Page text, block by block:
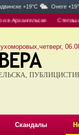
+19°C Онеге
Степашин в
Скандалы